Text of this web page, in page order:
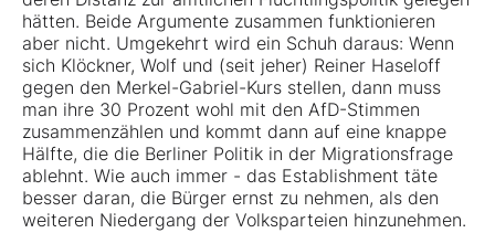
hätten. Beide Argumente zusammen funktionieren
aber nicht. Umgekehrt wird ein Schuh daraus: Wenn
sich Klöckner, Wolf und (seit jeher) Reiner Haseloff
gegen den Merkel-Gabriel-Kurs stellen, dann muss
man ihre 30 Prozent wohl mit den AfD-Stimmen
zusammenzählen und kommt dann auf eine knappe
Hälfte, die die Berliner Politik in der Migrationsfrage
ablehnt. Wie auch immer - das Establishment täte
besser daran, die Bürger ernst zu nehmen, als den
weiteren Niedergang der Volksparteien hinzunehmen.